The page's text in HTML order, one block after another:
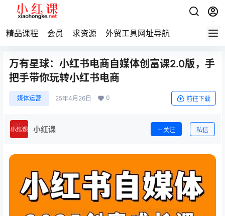
精品课程 会员 求资源 外贸工具网址导航
万有星球：小红书电商自媒体创富课2.0版，手
把手带你玩转小红书电商
媒体运营 25年4月26日 0 前往下载
小红课 关注 私信